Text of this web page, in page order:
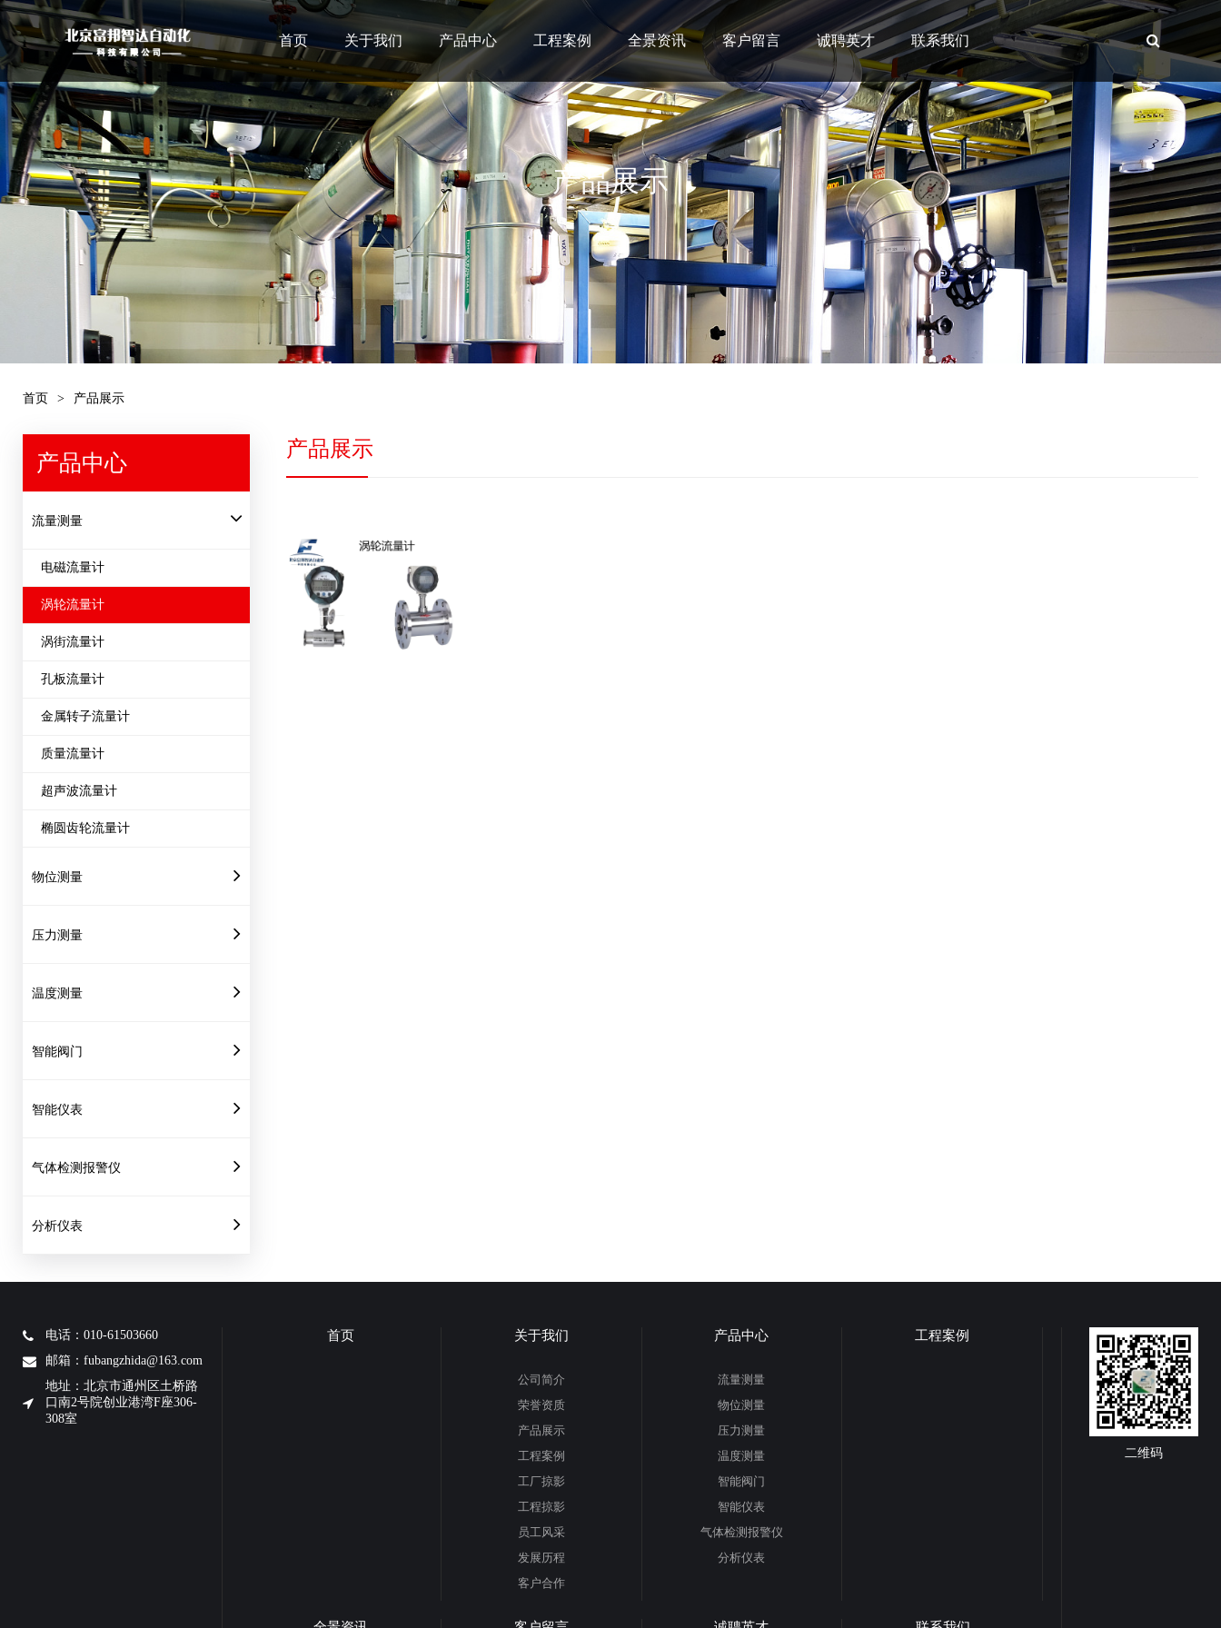
首页 关于我们 产品中心 工程案例 全景资讯 客户留言 诚聘英才 联系我们
产品展示
首页 > 产品展示
产品中心
流量测量
电磁流量计
涡轮流量计
涡街流量计
孔板流量计
金属转子流量计
质量流量计
超声波流量计
椭圆齿轮流量计
物位测量
压力测量
温度测量
智能阀门
智能仪表
气体检测报警仪
分析仪表
产品展示
电话：010-61503660
邮箱：fubangzhida@163.com
地址：北京市通州区土桥路
口南2号院创业港湾F座306-
308室
首页 关于我们
公司简介
荣誉资质
产品展示
工程案例
工厂掠影
工程掠影
员工风采
发展历程
客户合作
产品中心
流量测量
物位测量
压力测量
温度测量
智能阀门
智能仪表
气体检测报警仪
分析仪表
工程案例
二维码